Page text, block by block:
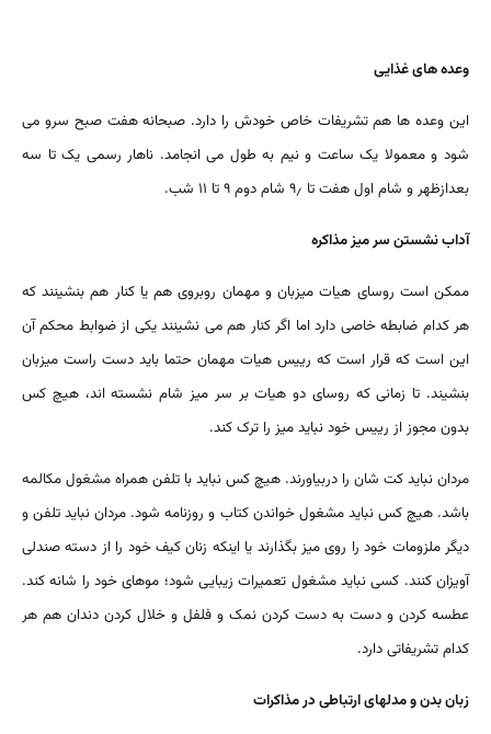
وعده های غذایی
این وعده ها هم تشریفات خاص خودش را دارد. صبحانه هفت صبح سرو می
شود و معمولا یک ساعت و نیم به طول می انجامد. ناهار رسمی یک تا سه
بعدازظهر و شام اول هفت تا ۹٫ شام دوم ۹ تا ۱۱ شب.
آداب نشستن سر میز مذاکره
ممکن است روسای هیات میزبان و مهمان روبروی هم یا کنار هم بنشینند که
هر کدام ضابطه خاصی دارد اما اگر کنار هم می نشینند یکی از ضوابط محکم آن
این است که قرار است که رییس هیات مهمان حتما باید دست راست میزبان
بنشیند. تا زمانی که روسای دو هیات بر سر میز شام نشسته اند، هیچ کس
بدون مجوز از رییس خود نباید میز را ترک کند.
مردان نباید کت شان را دربیاورند. هیچ کس نباید با تلفن همراه مشغول مکالمه
باشد. هیچ کس نباید مشغول خواندن کتاب و روزنامه شود. مردان نباید تلفن و
دیگر ملزومات خود را روی میز بگذارند یا اینکه زنان کیف خود را از دسته صندلی
آویزان کنند. کسی نباید مشغول تعمیرات زیبایی شود؛ موهای خود را شانه کند.
عطسه کردن و دست به دست کردن نمک و فلفل و خلال کردن دندان هم هر
کدام تشریفاتی دارد.
زبان بدن و مدلهای ارتباطی در مذاکرات